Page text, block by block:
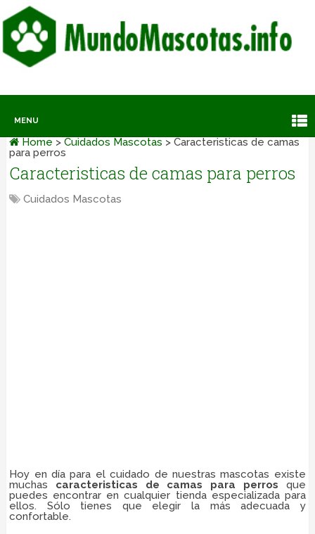
MENU
Home >Cuidados Mascotas >Caracteristicas de camas
para perros
Caracteristicas de camas para perros
Cuidados Mascotas
Hoy en día para el cuidado de nuestras mascotas existe
muchas caracteristicas de camas para perros que
puedes encontrar en cualquier tienda especializada para
ellos. Sólo tienes que elegir la más adecuada y
confortable.